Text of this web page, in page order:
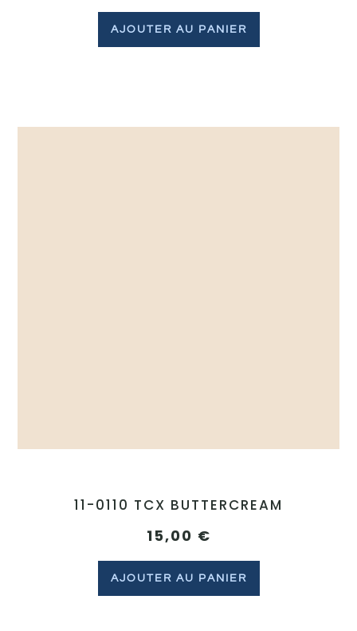
AJOUTER AU PANIER
11-0110 TCX BUTTERCREAM
15,00 €
AJOUTER AU PANIER